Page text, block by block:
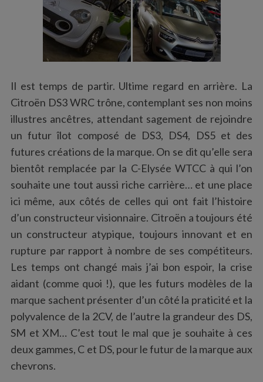
Il est temps de partir. Ultime regard en arrière. La
Citroën DS3 WRC trône, contemplant ses non moins
illustres ancêtres, attendant sagement de rejoindre
un futur îlot composé de DS3, DS4, DS5 et des
futures créations de la marque. On se dit qu’elle sera
bientôt remplacée par la C-Elysée WTCC à qui l’on
souhaite une tout aussi riche carrière… et une place
ici même, aux côtés de celles qui ont fait l’histoire
d’un constructeur visionnaire. Citroën a toujours été
un constructeur atypique, toujours innovant et en
rupture par rapport à nombre de ses compétiteurs.
Les temps ont changé mais j’ai bon espoir, la crise
aidant (comme quoi !), que les futurs modèles de la
marque sachent présenter d’un côté la praticité et la
polyvalence de la 2CV, de l’autre la grandeur des DS,
SM et XM… C’est tout le mal que je souhaite à ces
deux gammes, C et DS, pour le futur de la marque aux
chevrons.